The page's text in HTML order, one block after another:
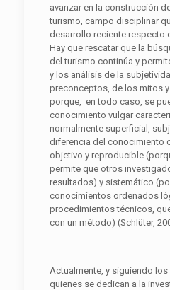
avanzar en la construcción
turismo, campo disciplinar
desarrollo reciente respecto
Hay que rescatar que la
del turismo continúa y
y los análisis de la
preconceptos, de los mitos
porque, en todo caso, se
conocimiento vulgar
normalmente superficial,
diferencia del conocimiento
objetivo y reproducible
permite que otros
resultados) y sistemático
conocimientos ordenados
procedimientos técnicos,
con un método) (Schlüter,
Actualmente, y siguiendo
quienes se dedican a la